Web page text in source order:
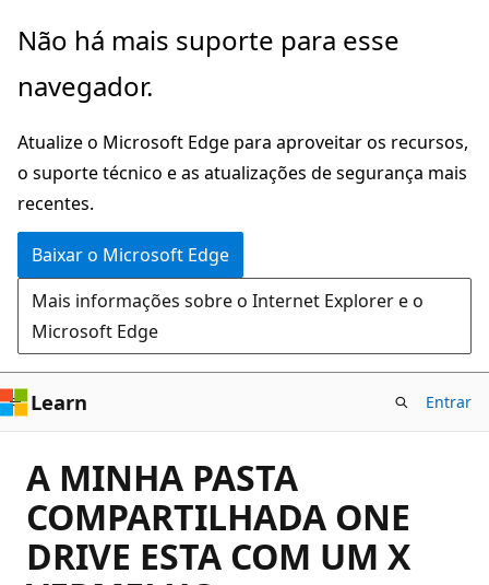
Pular
o
principal
Não há mais suporte para esse
navegador.
Atualize o Microsoft Edge para aproveitar os recursos,
o suporte técnico e as atualizações de segurança mais
recentes.
Baixar o Microsoft Edge
Mais informações sobre o Internet Explorer e o
Microsoft Edge
Learn Entrar
A MINHA PASTA
COMPARTILHADA ONE
DRIVE ESTA COM UM X